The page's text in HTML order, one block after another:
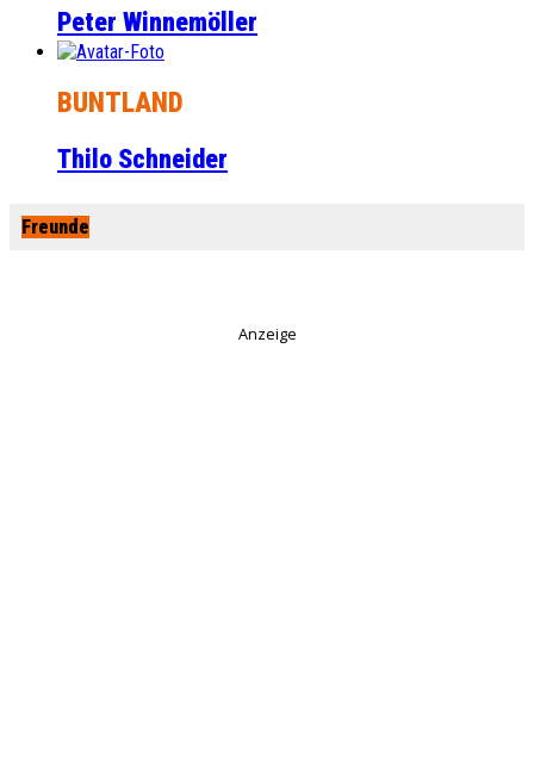
Peter Winnemöller
BUNTLAND
Thilo Schneider
Freunde
Anzeige